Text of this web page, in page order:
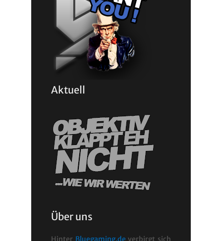
Aktuell
Über uns
Hinter Bluegaming.de verbirgt sich